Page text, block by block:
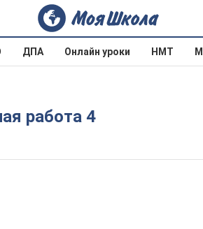
ДПА Онлайн уроки НМТ
работа 4